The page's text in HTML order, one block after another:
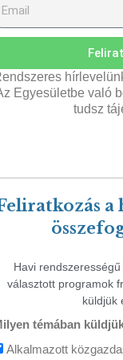
Egyesületbe való
tudsz
Havi
választott programok
küldjük
témában
Alkalmazott